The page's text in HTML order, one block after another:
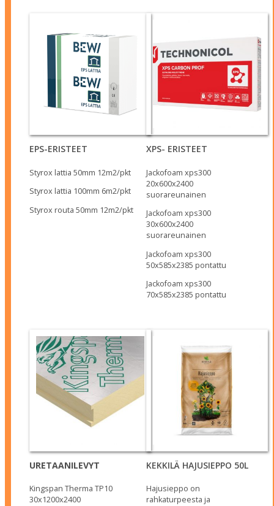
EPS-ERISTEET
Styrox lattia 50mm 12m2/pkt
Styrox lattia 100mm 6m2/pkt
Styrox routa 50mm 12m2/pkt
XPS- ERISTEET
Jackofoam xps300
20x600x2400
suorareunainen
Jackofoam xps300
30x600x2400
suorareunainen
Jackofoam xps300
50x585x2385 pontattu
Jackofoam xps300
70x585x2385 pontattu
URETAANILEVYT
Kingspan Therma TP10
30x1200x2400
KEKKILÄ HAJUSIEPPO 50L
Hajusieppo on
rahkaturpeesta ja